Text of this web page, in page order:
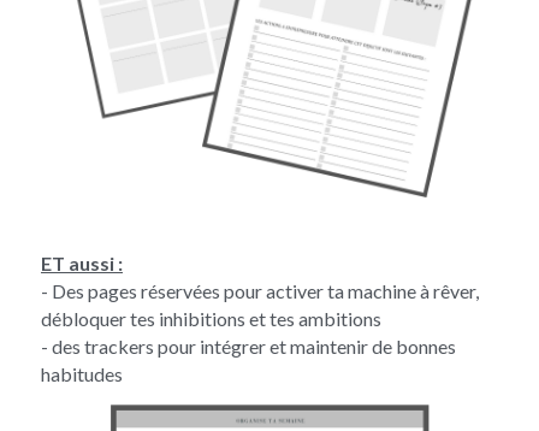
ET aussi :
- Des pages réservées pour activer ta machine à rêver,
débloquer tes inhibitions et tes ambitions
- des trackers pour intégrer et maintenir de bonnes
habitudes